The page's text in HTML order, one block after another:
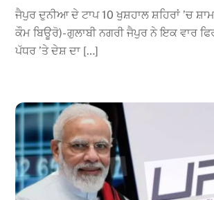
ਜੈਪੁਰ ਦੁਨੀਆ ਦੇ ਟਾਪ 10 ਖੁਸ਼ਹਾਲ ਸ਼ਹਿਰਾਂ ’ਚ
ਕੌਮ ਬਿਊਰੋ)- ਗੁਲਾਬੀ ਨਗਰੀ ਜੈਪੁਰ ਨੇ ਇਕ ਵਾਰ
ਪੱਧਰ ’ਤੇ ਦੇਸ਼ ਦਾ […]